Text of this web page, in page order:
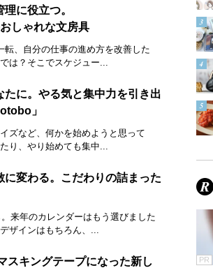
に役立つ。
しゃれな文房具
転、自分の仕事の進め方を改善した
は？そこでスケジュー...
たに。やる気と集中力を引き出
」
ズなど、何かを始めようと思って
り、やり始めても集中...
変わる。こだわりの詰まった
来年のカレンダーはもう選びました
ザインはもちろん、...
スキングテープになった新し
PR